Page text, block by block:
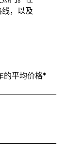
，以及
的平均价格*